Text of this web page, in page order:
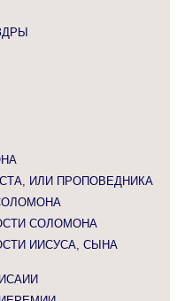
ИЛИ ПРОПОВЕДНИКА
СОЛОМОНА
ИИСУСА, СЫНА